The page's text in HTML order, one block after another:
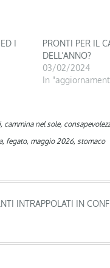
I
PRONTI PER IL
DELL’ANNO?
03/02/2024
In
, cammina nel sole,
, fegato, maggio 2026, stomaco
INTRAPPOLATI IN